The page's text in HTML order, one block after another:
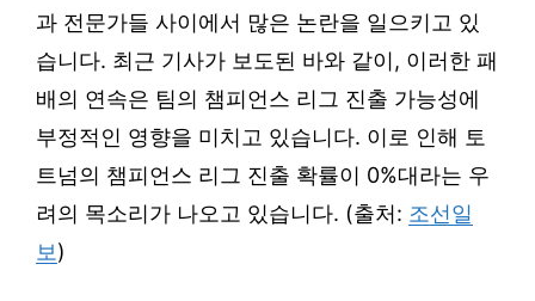
과 전문가들 사이에서 많은 논란을 일으키고 있
습니다. 최근 기사가 보도된 바와 같이, 이러한 패
배의 연속은 팀의 챔피언스 리그 진출 가능성에
부정적인 영향을 미치고 있습니다. 이로 인해 토
트넘의 챔피언스 리그 진출 확률이 0%대라는 우
려의 목소리가 나오고 있습니다. (출처: 조선일
보)